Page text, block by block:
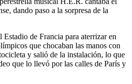
dando paso a la sorpresa de la
de Francia para aterrizar en
que chocaban las manos con
y salió de la instalación, lo que
que lo llevó por las calles de París y